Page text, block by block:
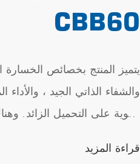
CBB60
يتميز المنتج بخصائص الخسارة
والشفاء الذاتي الجيد ، والأداء
القوية على التحميل الزائد.
الأوتوماتيكية بالكامل ، ومجففات الم...
قراءة المزيد